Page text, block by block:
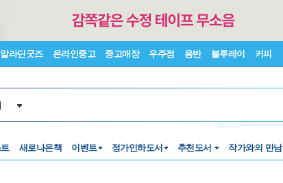
알라딘굿즈 온라인중고 중고매장 우주점 음반 블루레이 커피
새로나온책 이벤트 정가인하도서 추천도서 작가와의 만남